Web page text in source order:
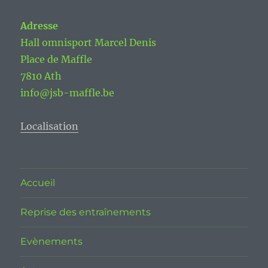
Adresse
Hall omnisport Marcel Denis
Place de Maffle
7810 Ath
info@jsb-maffle.be
Localisation
Accueil
Reprise des entraînements
Evènements